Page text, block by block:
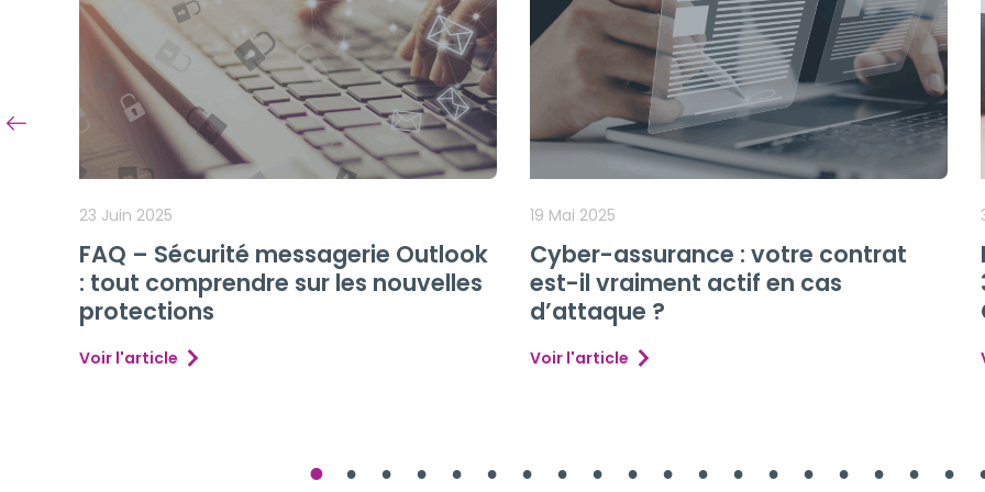
31 Décembre 2024
Protégez vos données Microsoft
365 avec Sauvegarde Backup by F1
GROUPE
Voir l'article
16 Décembre 2024
Fêtes de fin d’année : offrez à vos
clients une expérience unique avec
un message d’attente personnalisé
Voir l'article
1 2 3 4 5 6 7 8 9 1 1 1 1 1 1 1 1 1 1